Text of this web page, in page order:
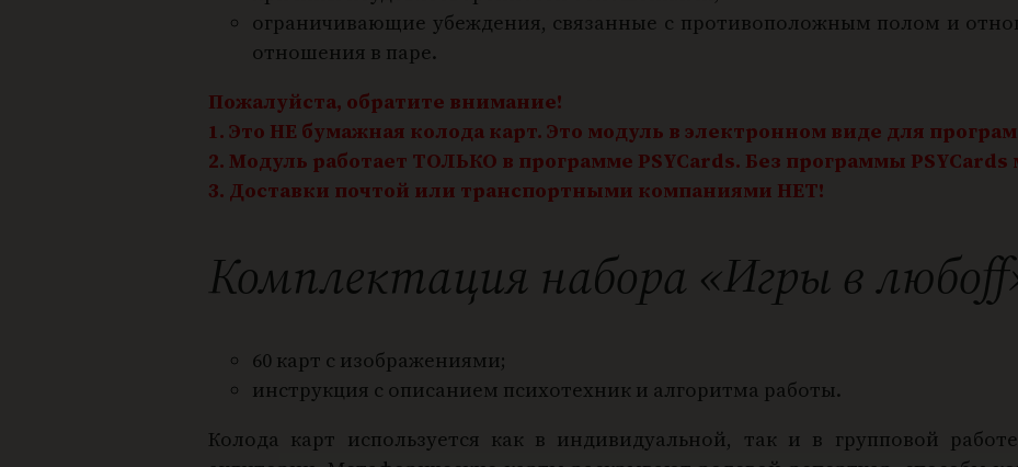
ограничивающие убеждения, связанные с противоположным полом и
отношения в паре.
Пожалуйста, обратите внимание!
1. Это НЕ бумажная колода карт. Это модуль в электронном виде для
2. Модуль работает ТОЛЬКО в программе PSYCards. Без программы PSYCards
3. Доставки почтой или транспортными компаниями НЕТ!
Комплектация набора «Игры в
60 карт с изображениями;
инструкция с описанием психотехник и алгоритма работы.
Колода карт используется как в индивидуальной, так и в групповой